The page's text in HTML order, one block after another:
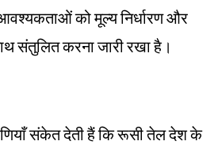
आवश्यकताओं को मूल्य निर्धारण और
संतुलित करना जारी रखा है।
संकेत देती हैं कि रूसी तेल देश के